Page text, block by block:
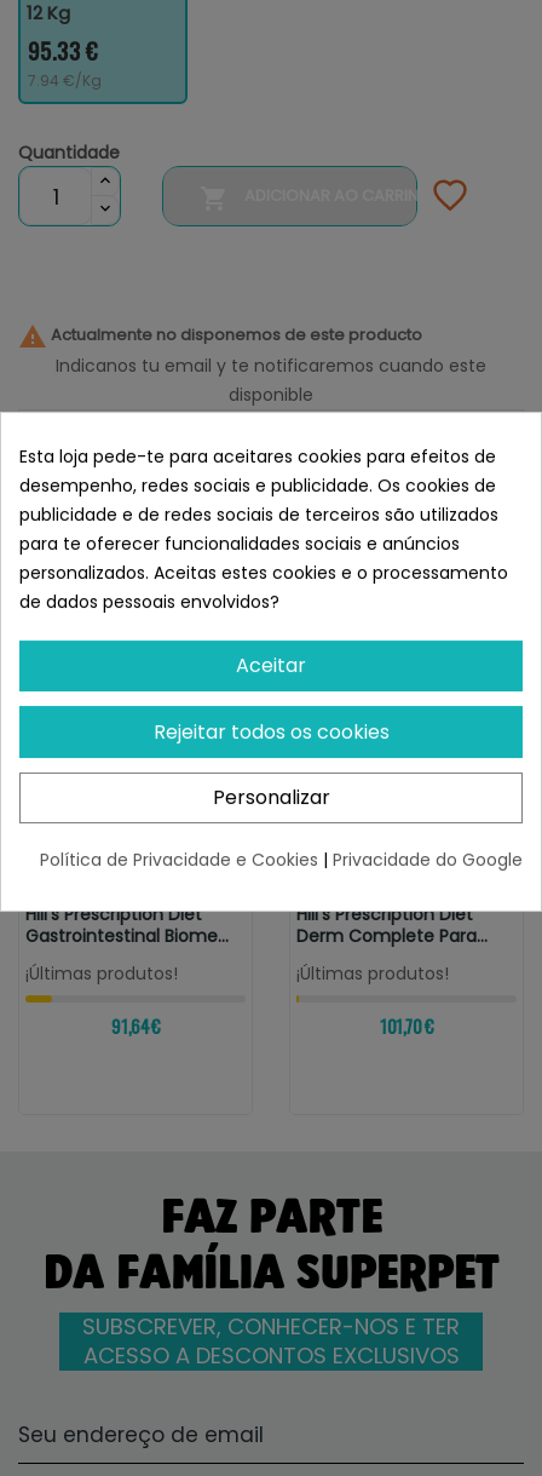
12 Kg
95.33 €
7.94 €/Kg
Quantidade
ADICIONAR AO CARRINHO
 Actualmente no disponemos de este producto
Indicanos tu email y te notificaremos cuando este
disponible
Notificarme
Semelhante a Hill's Prescription
Diet Metabolic para perros
Hill's Prescription Diet
Gastrointestinal Biome
¡Últimas produtos!
91,64 €
Hill's Prescription Diet
Derm Complete Para
¡Últimas produtos!
101,70 €
FAZ PARTE
DA FAMÍLIA SUPERPET
SUBSCREVER, CONHECER-NOS E TER
ACESSO A DESCONTOS EXCLUSIVOS
Esta loja pede-te para aceitares cookies para efeitos de
desempenho, redes sociais e publicidade. Os cookies de
publicidade e de redes sociais de terceiros são utilizados
para te oferecer funcionalidades sociais e anúncios
personalizados. Aceitas estes cookies e o processamento
de dados pessoais envolvidos?
Aceitar
Rejeitar todos os cookies
Personalizar
Política de Privacidade e Cookies | Privacidade do Google